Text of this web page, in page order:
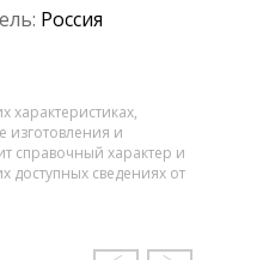
Россия
характеристиках,
изготовления и
справочный характер и
доступных сведениях от